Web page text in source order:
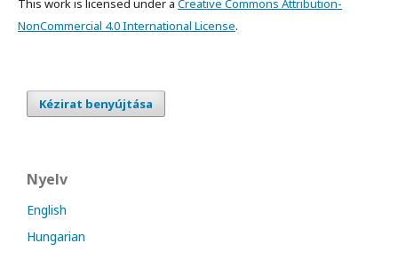
This work is licensed under a Creative Commons Attribution-
NonCommercial 4.0 International License.
Kézirat benyújtása
Nyelv
English
Hungarian